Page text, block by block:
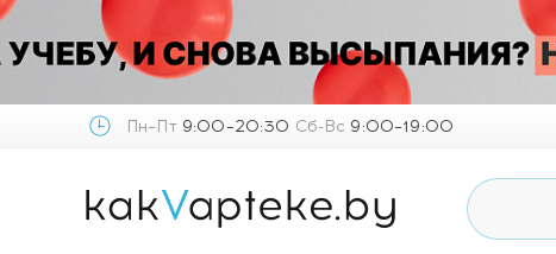
Пн–Пт9:00–20:30 Сб-Вс 9:00–19:00